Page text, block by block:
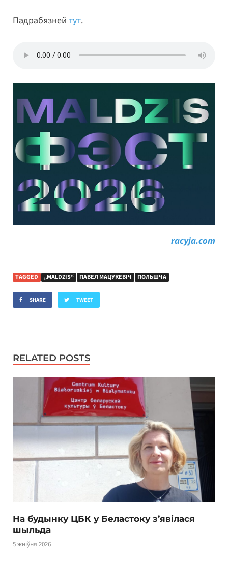
Падрабязней тут.
racyja.com
TAGGED „MALDZIS“ ПАВЕЛ МАЦУКЕВІЧ ПОЛЬШЧА
SHARE TWEET
RELATED POSTS
На будынку ЦБК у Беластоку з’явілася
шыльда
5 жніўня 2026